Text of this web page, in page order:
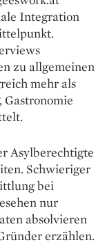
Integration
zu allgemeinen
mehr als
Gastronomie
Asylberechtigte
Schwieriger
bei
nur
absolvieren
erzählen.